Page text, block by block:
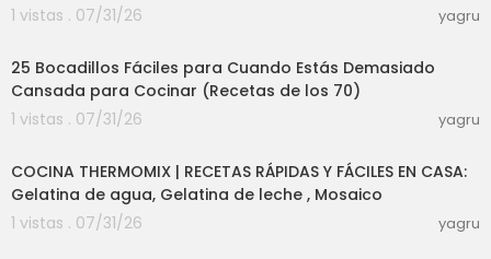
1 vistas . 07/31/26
yagru
25 Bocadillos Fáciles para Cuando Estás Demasiado
Cansada para Cocinar (Recetas de los 70)
1 vistas . 07/31/26
yagru
COCINA THERMOMIX | RECETAS RÁPIDAS Y FÁCILES EN CASA:
Gelatina de agua, Gelatina de leche , Mosaico
1 vistas . 07/31/26
yagru